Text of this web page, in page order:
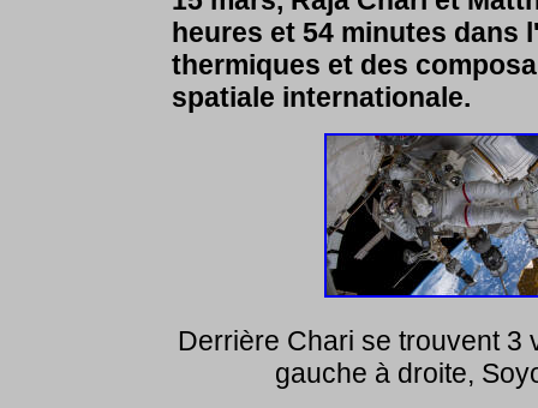
heures et 54 minutes dans
thermiques et des
spatiale internationale.
Derrière Chari se trouvent 3
gauche à droite,